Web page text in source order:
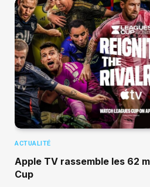
ACTUALITÉ
Apple TV rassemble les 62
Cup